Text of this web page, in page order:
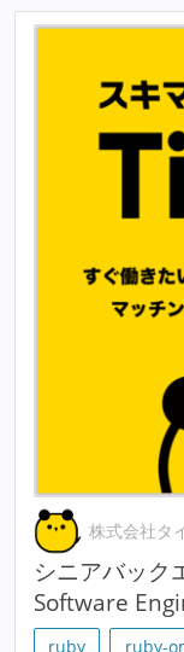
株式会社タ
シニアバック
Software
ruby ruby-